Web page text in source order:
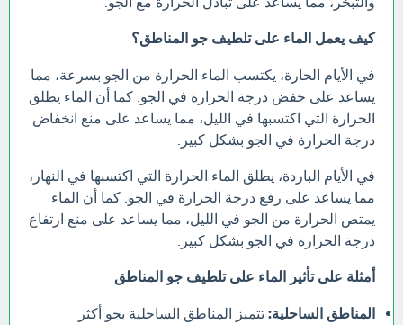
كيف يعمل الماء على تلطيف جو المناطق؟
في الأيام الحارة، يكتسب الماء الحرارة من الجو بسرعة، مما
يساعد على خفض درجة الحرارة في الجو. كما أن الماء يطلق
الحرارة التي اكتسبها في الليل، مما يساعد على منع انخفاض
درجة الحرارة في الجو بشكل كبير.
في الأيام الباردة، يطلق الماء الحرارة التي اكتسبها في النهار،
مما يساعد على رفع درجة الحرارة في الجو. كما أن الماء
يمتص الحرارة من الجو في الليل، مما يساعد على منع ارتفاع
درجة الحرارة في الجو بشكل كبير.
أمثلة على تأثير الماء على تلطيف جو المناطق
المناطق الساحلية: تتميز المناطق الساحلية بجو أكثر